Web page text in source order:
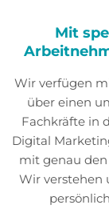
Mit
Wir verfügen
über einen
Fachkräfte in
Digital
mit genau den
Wir verstehen